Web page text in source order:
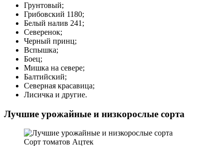
Грунтовый;
Грибовский 1180;
Белый налив 241;
Северенок;
Черный принц;
Вспышка;
Боец;
Мишка на севере;
Балтийский;
Северная красавица;
Лисичка и другие.
Лучшие урожайные и низкорослые сорта
Сорт томатов Ацтек